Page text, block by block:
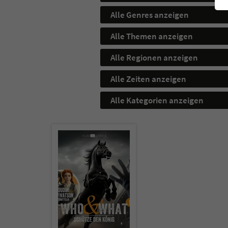
Alle Genres anzeigen
Alle Themen anzeigen
Alle Regionen anzeigen
Alle Zeiten anzeigen
Alle Kategorien anzeigen